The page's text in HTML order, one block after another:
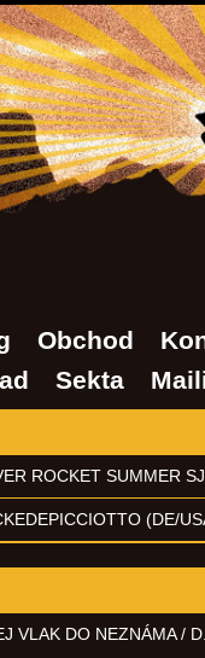
Obchod
Sekta
ROCKET SUMMER
(DE/
VLAK DO NEZNÁMA /